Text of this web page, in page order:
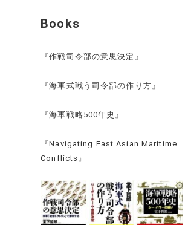
Books
『作戦司令部の意思決定』
『海軍式戦う司令部の作り方』
『海軍戦略500年史』
『Navigating East Asian Maritime
Conflicts』